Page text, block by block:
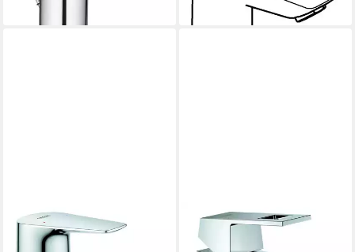
lieferbar in 6 Wochen